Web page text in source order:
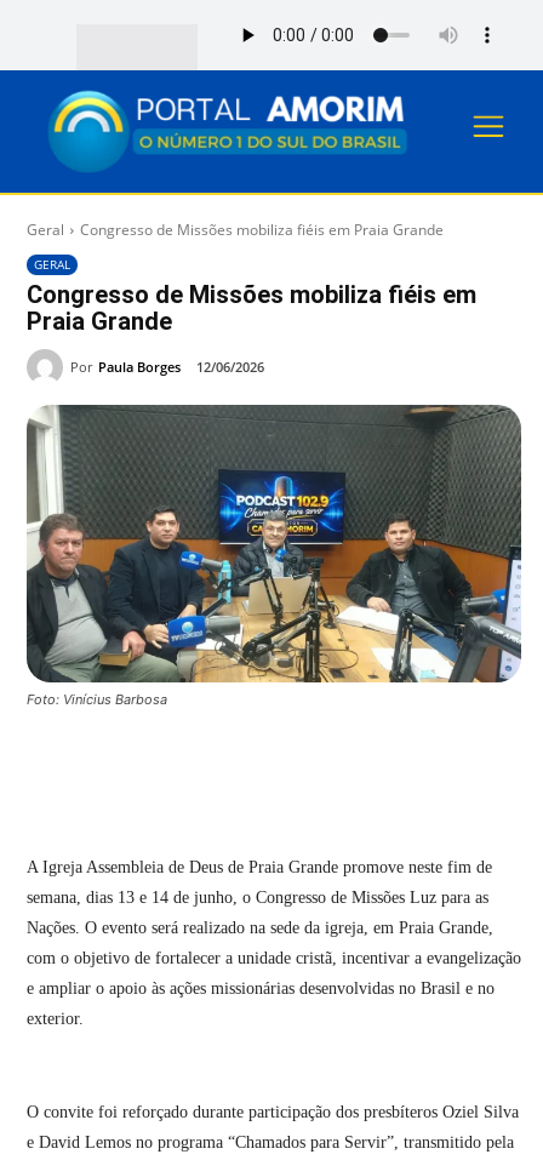
Geral Congresso de Missões mobiliza fiéis em Praia Grande
GERAL
Congresso de Missões mobiliza fiéis em
Praia Grande
Por Paula Borges 12/06/2026
Foto: Vinícius Barbosa
A Igreja Assembleia de Deus de Praia Grande promove neste fim de
semana, dias 13 e 14 de junho, o Congresso de Missões Luz para as
Nações. O evento será realizado na sede da igreja, em Praia Grande,
com o objetivo de fortalecer a unidade cristã, incentivar a evangelização
e ampliar o apoio às ações missionárias desenvolvidas no Brasil e no
exterior.
O convite foi reforçado durante participação dos presbíteros Oziel Silva
e David Lemos no programa “Chamados para Servir”, transmitido pela